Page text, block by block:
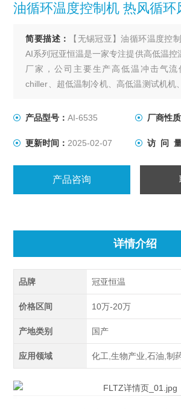
油循环温度控制机 热风循环
简要描述：
【无锡冠亚】油循环温度控
AI系列冠亚恒温是一家专注提供高低温控
厂家，公司主要生产高低温冲击气流
chiller、超低温制冷机、高低温测试机机
测、电池包氢能源等领域的可靠性测试
产品型号：AI-6535 厂商性质
更新时间： 2025-02-07 访 问 量
产品咨询
详情介绍
品牌 冠亚恒温
价格区间 10万-20万
产地类别 国产
应用领域 化工,生物产业,石油,制